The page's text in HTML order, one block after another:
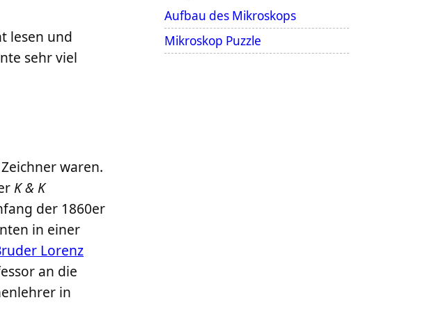
lesen und
sehr viel
waren.
K & K
der 1860er
in einer
Lorenz
an die
in
Aufbau des Mikroskops
Mikroskop Puzzle